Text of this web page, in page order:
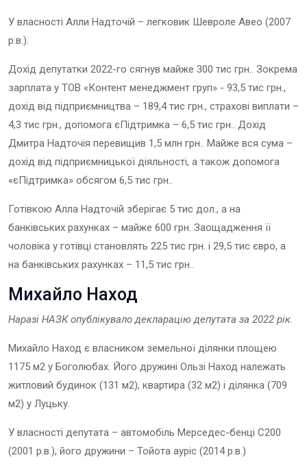
У власності Алли Надточій – легковик Шевроле Авео (2007
р.в.).
Дохід депутатки 2022-го сягнув майже 300 тис грн.. Зокрема
зарплата у ТОВ «Контент менеджмент груп» - 93,5 тис грн.,
дохід від підприємництва – 189,4 тис грн., страхові виплати –
4,3 тис грн., допомога єПідтримка – 6,5 тис грн.. Дохід
Дмитра Надточія перевищив 1,5 млн грн.. Майже вся сума –
дохід від підприємницької діяльності, а також допомога
«єПідтримка» обсягом 6,5 тис грн..
Готівкою Алла Надточій зберігає 5 тис дол., а на
банківських рахунках – майже 600 грн. Заощадження її
чоловіка у готівці становлять 225 тис грн. і 29,5 тис євро, а
на банківських рахунках – 11,5 тис грн..
Михайло Наход
Наразі НАЗК опублікувало декларацію депутата за 2022 рік.
Михайло Наход є власником земельної ділянки площею
1175 м2 у Боголюбах. Його дружині Ользі Наход належать
житловий будинок (131 м2), квартира (32 м2) і ділянка (709
м2) у Луцьку.
У власності депутата – автомобіль Мерседес-бенці С200
(2001 р.в.), його дружини – Тойота ауріс (2014 р.в.)